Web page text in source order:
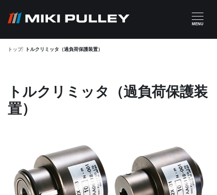
MENU
トップ トルクリミッタ（過負荷保護装置）
トルクリミッタ（過負荷保護装
置）